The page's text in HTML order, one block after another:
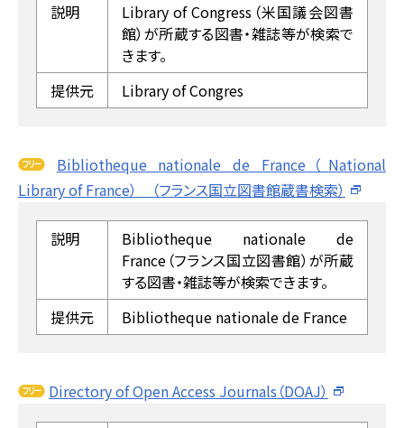
説明
Library of Congress（米国議会図書
館）が所蔵する図書・雑誌等が検索で
きます。
提供元
Library of Congres
Bibliotheque nationale de France（National
Library of France） （フランス国立図書館蔵書検索）
説明
Bibliotheque nationale de
France（フランス国立図書館）が所蔵
する図書・雑誌等が検索できます。
提供元
Bibliotheque nationale de France
Directory of Open Access Journals（DOAJ）